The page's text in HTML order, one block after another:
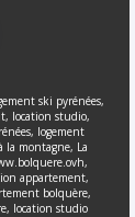
ski pyrénées,
location studio,
logement
la montagne, La
appartement,
bolquère,
location studio